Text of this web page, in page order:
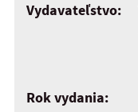
Vydavateľstvo:
Rok vydania: